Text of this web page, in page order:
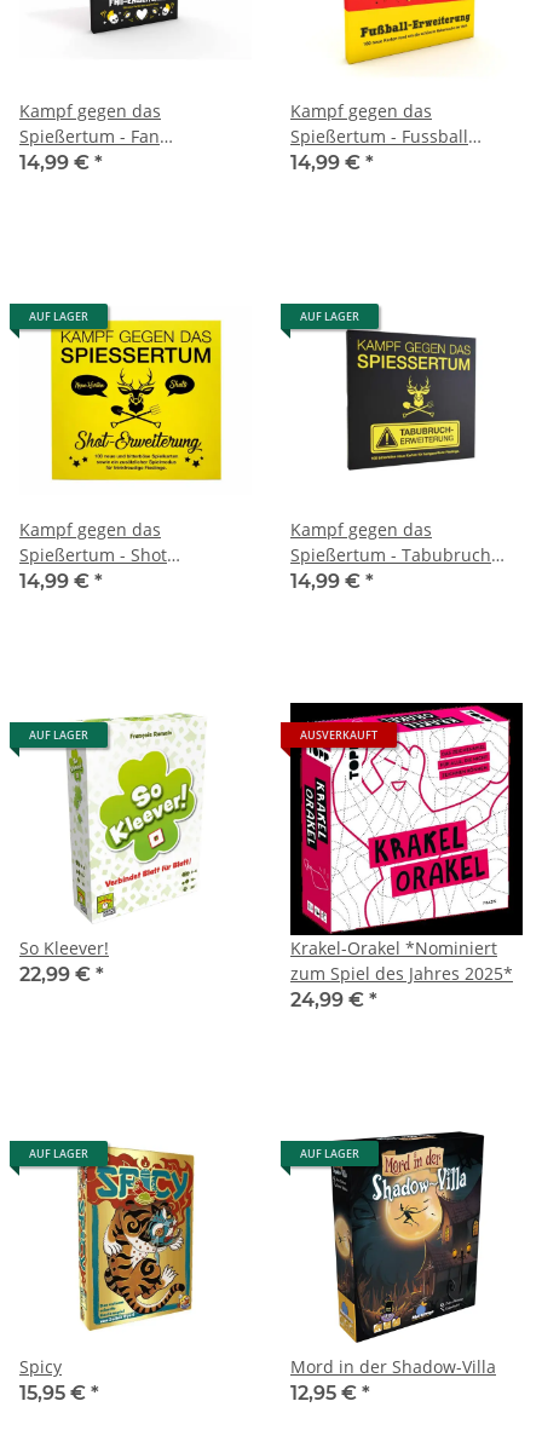
Kampf gegen das
Spießertum - Fan
Erweiterung
14,99 € *
Kampf gegen das
Spießertum - Fussball
Erweiterung
14,99 € *
AUF LAGER
Kampf gegen das
Spießertum - Shot
Erweiterung
14,99 € *
AUF LAGER
Kampf gegen das
Spießertum - Tabubruch
Erweiterung
14,99 € *
AUF LAGER
So Kleever!
22,99 € *
AUSVERKAUFT
Krakel-Orakel *Nominiert
zum Spiel des Jahres 2025*
24,99 € *
AUF LAGER
Spicy
15,95 € *
AUF LAGER
Mord in der Shadow-Villa
12,95 € *